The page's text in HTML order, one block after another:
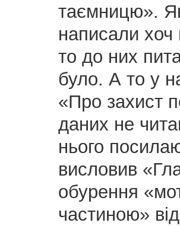
таємницю».
написали
то до них
було. А то у
«Про захист
даних не
нього
висловив
обурення
частиною»